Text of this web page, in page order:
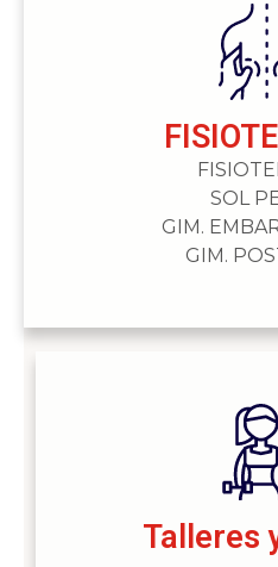
SOL
GIM.
GIM.
Talleres